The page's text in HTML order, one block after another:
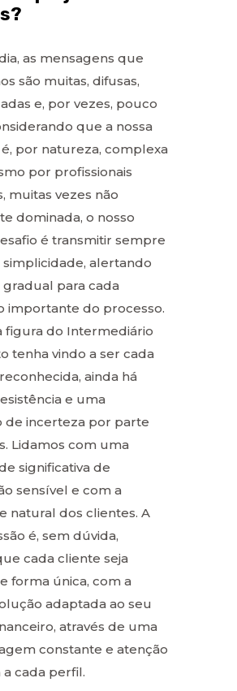
as mensagens que
são muitas, difusas,
e, por vezes, pouco
que a nossa
por natureza, complexa
por profissionais
muitas vezes não
dominada, o nosso
é transmitir sempre
simplicidade, alertando
para cada
importante do processo.
figura do Intermediário
tenha vindo a ser cada
ainda há
e uma
de incerteza por parte
Lidamos com uma
significativa de
sensível e com a
natural dos clientes. A
é, sem dúvida,
cada cliente seja
forma única, com a
adaptada ao seu
através de uma
constante e atenção
cada perfil.